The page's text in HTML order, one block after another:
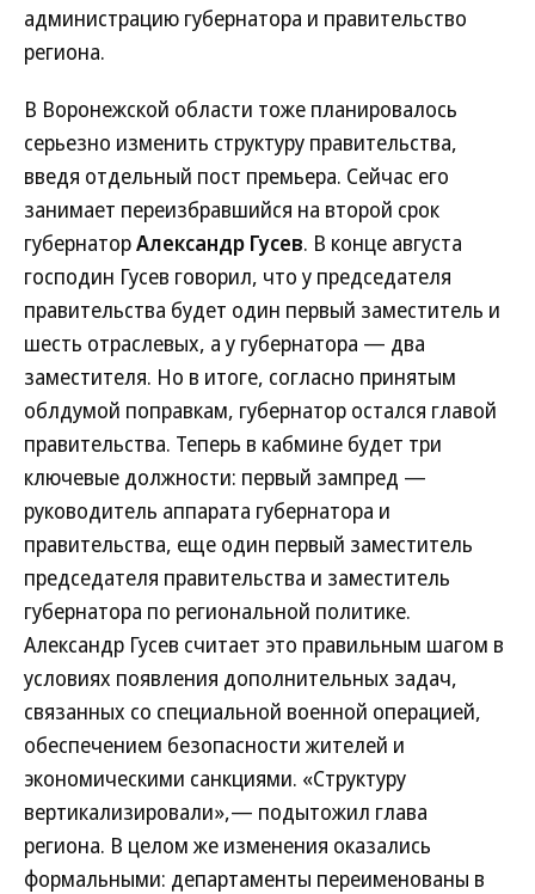
администрацию губернатора и правительство
региона.
В Воронежской области тоже планировалось
серьезно изменить структуру правительства,
введя отдельный пост премьера. Сейчас его
занимает переизбравшийся на второй срок
губернаторАлександр Гусев. В конце августа
господин Гусев говорил, что у председателя
правительства будет один первый заместитель и
шесть отраслевых, а у губернатора — два
заместителя. Но в итоге, согласно принятым
облдумой поправкам, губернатор остался главой
правительства. Теперь в кабмине будет три
ключевые должности: первый зампред —
руководитель аппарата губернатора и
правительства, еще один первый заместитель
председателя правительства и заместитель
губернатора по региональной политике.
Александр Гусев считает это правильным шагом в
условиях появления дополнительных задач,
связанных со специальной военной операцией,
обеспечением безопасности жителей и
экономическими санкциями. «Структуру
вертикализировали»,— подытожил глава
региона. В целом же изменения оказались
формальными: департаменты переименованы в